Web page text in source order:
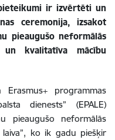
ir izvērtēti un
ceremonija, izsakot
pieaugušo neformālās
un kvalitatīva mācību
programmas
dienests” (EPALE)
pieaugušo neformālās
laiva”, ko ik gadu piešķir